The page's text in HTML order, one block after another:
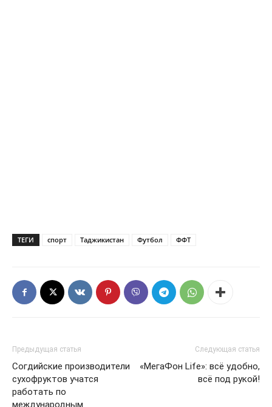
ТЕГИ спорт Таджикистан Футбол ФФТ
Предыдущая статья
Согдийские производители
сухофруктов учатся
работать по
международным
Следующая статья
«МегаФон Life»: всё удобно,
всё под рукой!